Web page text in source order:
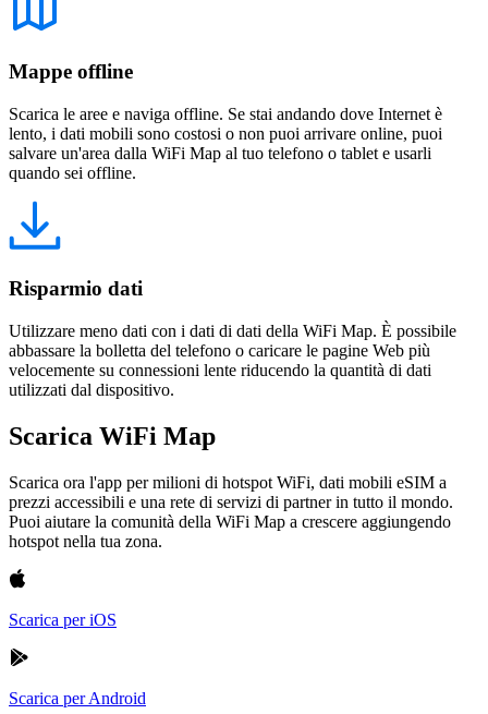
Mappe offline
Scarica le aree e naviga offline. Se stai andando dove Internet è
lento, i dati mobili sono costosi o non puoi arrivare online, puoi
salvare un'area dalla WiFi Map al tuo telefono o tablet e usarli
quando sei offline.
Risparmio dati
Utilizzare meno dati con i dati di dati della WiFi Map. È possibile
abbassare la bolletta del telefono o caricare le pagine Web più
velocemente su connessioni lente riducendo la quantità di dati
utilizzati dal dispositivo.
Scarica WiFi Map
Scarica ora l'app per milioni di hotspot WiFi, dati mobili eSIM a
prezzi accessibili e una rete di servizi di partner in tutto il mondo.
Puoi aiutare la comunità della WiFi Map a crescere aggiungendo
hotspot nella tua zona.
Scarica per iOS
Scarica per Android